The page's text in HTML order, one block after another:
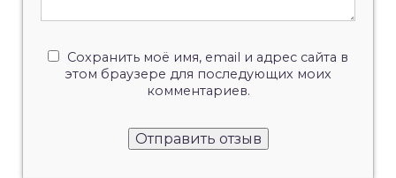
Сохранить моё имя, email и адрес сайта в
этом браузере для последующих моих
комментариев.